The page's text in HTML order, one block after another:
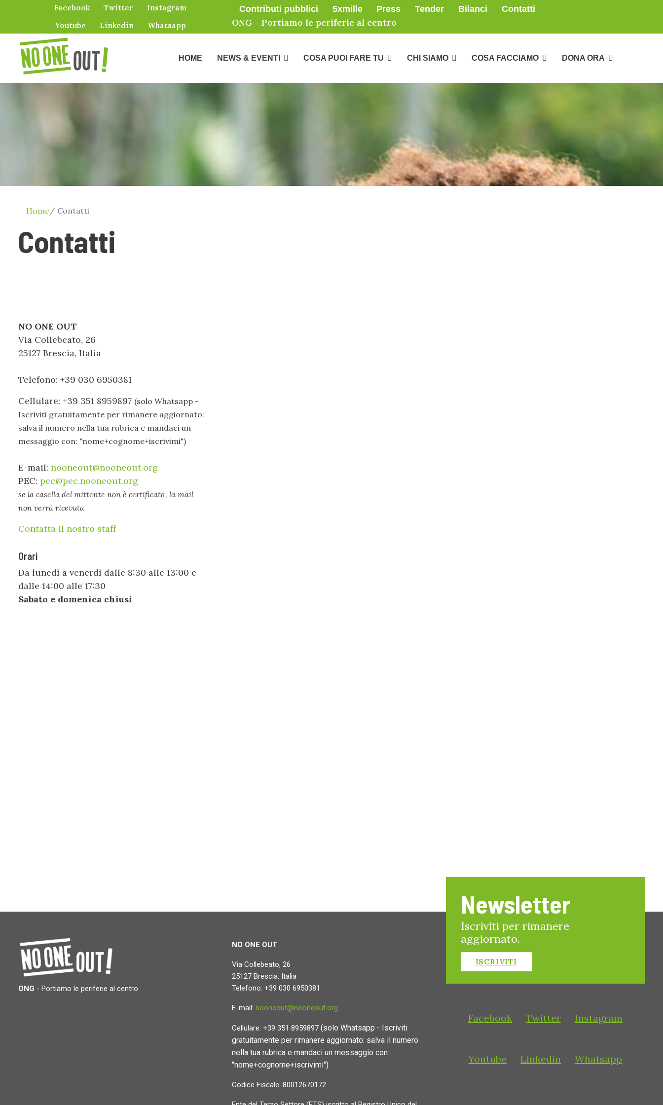
Facebook Twitter
Instagram
Youtube
Linkedin Whatsapp
Contributi pubblici 5xmille Press Tender Bilanci Contatti
ONG - Portiamo le periferie al centro
HOME NEWS & EVENTI COSA PUOI FARE TU CHI SIAMO COSA FACCIAMO DONA ORA
Home Contatti
Contatti
NO ONE OUT
Via Collebeato, 26
25127 Brescia, Italia
Telefono: +39 030 6950381
Cellulare: +39 351 8959897 (solo Whatsapp -
Iscriviti gratuitamente per rimanere aggiornato:
salva il numero nella tua rubrica e mandaci un
messaggio con: "nome+cognome+iscrivimi")
E-mail: nooneout@nooneout.org
PEC: pec@pec.nooneout.org
se la casella del mittente non è certificata, la mail
non verrà ricevuta
Contatta il nostro staff
Orari
Da lunedì a venerdì dalle 8:30 alle 13:00 e
dalle 14:00 alle 17:30
Sabato e domenica chiusi
ONG - Portiamo le periferie al centro
NO ONE OUT
Via Collebeato, 26
25127 Brescia, Italia
Telefono: +39 030 6950381
E-mail:nooneout@nooneout.org
Cellulare: +39 351 8959897(solo Whatsapp - Iscriviti
gratuitamente per rimanere aggiornato: salva il numero
nella tua rubrica e mandaci un messaggio con:
"nome+cognome+iscrivimi")
Codice Fiscale: 80012670172
Newsletter
Iscriviti per rimanere
aggiornato.
ISCRIVITI
Facebook Twitter Instagram
Youtube Linkedin Whatsapp